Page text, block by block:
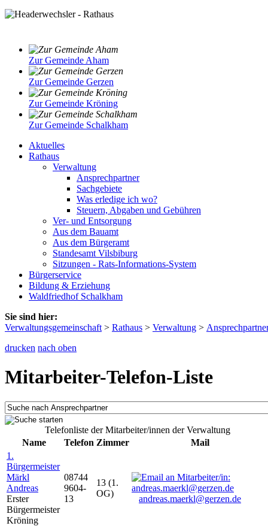
Zur Gemeinde Aham
Zur Gemeinde Gerzen
Zur Gemeinde Kröning
Zur Gemeinde Schalkham
Aktuelles
Rathaus
Verwaltung
Ansprechpartner
Sachgebiete
Was erledige ich wo?
Steuern, Abgaben und Gebühren
Ver- und Entsorgung
Aus dem Bauamt
Aus dem Bürgeramt
Standesamt Vilsbiburg
Sitzungen - Rats-Informations-System
Bürgerservice
Bildung & Erziehung
Waldfriedhof Schalkham
Sie sind hier:
Verwaltungsgemeinschaft > Rathaus > Verwaltung >
drucken nach oben
Mitarbeiter-Telefon-Liste
Telefonliste der Mitarbeiter/innen der Verwaltung
Name
Telefon Zimmer
Mail
1.
Bürgermeister
Märkl
Andreas
Erster
Bürgermeister
Kröning
08744
9604-
13
13 (1.
OG)
andreas.maerkl@gerzen.de